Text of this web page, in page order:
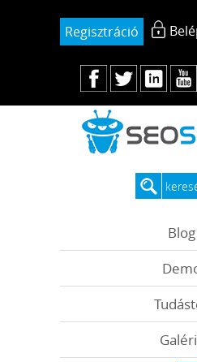
Regisztráció
Blog